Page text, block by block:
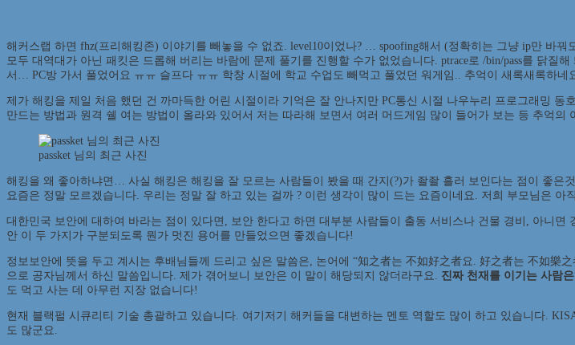
해커스랩 하면 fhz(프리해킹존) 이야기를 빼놓을 수 없죠. level10이었나? … spoofing해서 (정확히는 그냥 ip만 바
모두 대역대가 아닌 패킷은 드롭해 버리는 바람에 문제 풀기를 진행할 수가 없었습니다. ptrace로 /bin/pass를 닭
서… PC방 가서 풀었어요 ㅠㅠ 슬프다 ㅠㅠ 학창 시절에 학교 수업도 빼먹고 풀었던 워게임.. 추억이 새록새록하네
제가 해킹을 제일 처음 했던 건 까마득한 어린 시절이라 기억은 잘 안나지만 PC통신 시절 나우누리 프로그래밍
만드는 방법과 원격 쉘 여는 방법이 올라와 있어서 저는 따라해 보면서 여러 머드게임 많이 들어가 보는 등 추억
passket 님의 최근 사진
해킹을 왜 좋아하냐면… 사실 해킹은 해킹을 잘 모르는 사람들이 봤을 때 간지(?)가 좔좔 흘러 보인다는 점이 좋
요즘은 정말 모르겠습니다. 우리는 정말 잘 하고 있는 걸까 ? 이런 생각이 많이 드는 요즘이네요. 저희 부모님은 아
대한민국 보안에 대하여 바라는 점이 있다면, 보안 한다고 하면 대부분 사람들이 출동 서비스나 건물 경비, 아니
안 이 두 가지가 구분되도록 뭔가 멋진 용어를 만들었으면 좋겠습니다!
정보보안에 뜻을 두고 계시는 후배님들께 드리고 싶은 말씀은, 논어에 “知之者는 不如好之者요. 好之者는 不如
으로 공자님께서 하신 말씀입니다. 제가 겪어보니 보안은 이 말이 해당되지 않더라구요. 진짜 천재를 이기는 사람
도 먹고 사는 데 아무런 지장 없습니다!
현재 블랙펄 시큐리티 기술 총괄하고 있습니다. 여기저기 해커들을 대변하는 멘토 역할도 많이 하고 있습니다.
도 많군요.